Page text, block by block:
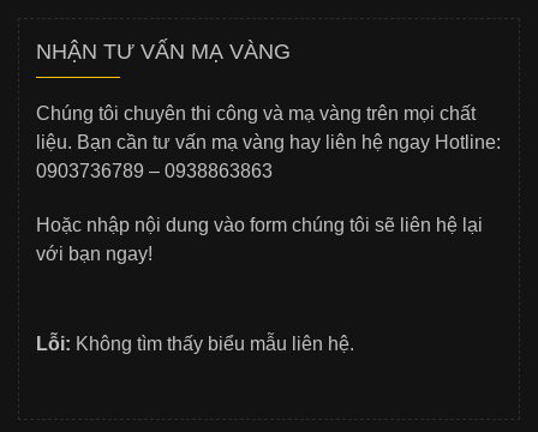
NHẬN TƯ VẤN MẠ VÀNG
Chúng tôi chuyên thi công và mạ vàng trên mọi chất
liệu. Bạn cần tư vấn mạ vàng hay liên hệ ngay Hotline:
0903736789 – 0938863863
Hoặc nhập nội dung vào form chúng tôi sẽ liên hệ lại
với bạn ngay!
Lỗi: Không tìm thấy biểu mẫu liên hệ.